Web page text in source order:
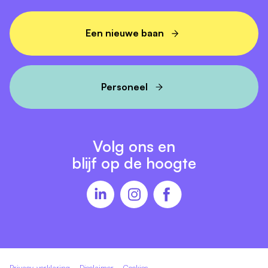
Karwei LeeuwardenEen nieuwe baan
Personeel
Volg ons en
blijf op de hoogte